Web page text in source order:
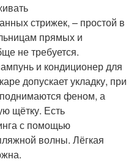
стрижек, – простой в
прямых и
не требуется.
и кондиционер для
допускает укладку, при
феном, а
щётку. Есть
с помощью
волны. Лёгкая